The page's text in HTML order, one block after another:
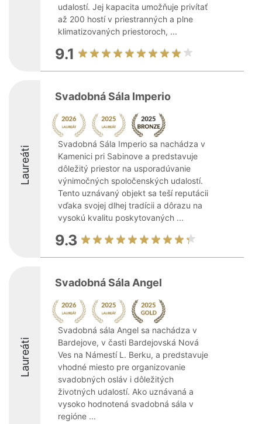
udalostí. Jej kapacita umožňuje privítať
až 200 hostí v priestranných a plne
klimatizovaných priestoroch, ...
9.1
Laureáti
Svadobná Sála Imperio
Svadobná Sála Imperio sa nachádza v
Kamenici pri Sabinove a predstavuje
dôležitý priestor na usporadúvanie
výnimočných spoločenských udalostí.
Tento uznávaný objekt sa teší reputácii
vďaka svojej dlhej tradícii a dôrazu na
vysokú kvalitu poskytovaných ...
9.3
Laureáti
Svadobná Sála Angel
Svadobná sála Angel sa nachádza v
Bardejove, v časti Bardejovská Nová
Ves na Námestí L. Berku, a predstavuje
vhodné miesto pre organizovanie
svadobných osláv i dôležitých
životných udalostí. Ako uznávaná a
vysoko hodnotená svadobná sála v
regióne ...